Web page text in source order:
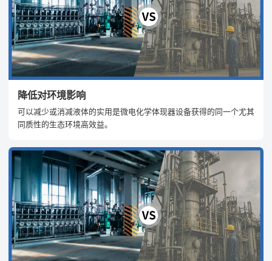
降低对环境影响
可以减少或消减液体的实用是微电化学体现器设备获得的同一个尤其
同质性的生态环境高效益。